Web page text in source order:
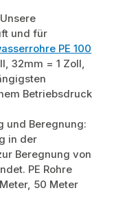
und für
PE 100
32mm = 1 Zoll,
Betriebsdruck
und Beregnung:
in der
Beregnung von
PE Rohre
50 Meter